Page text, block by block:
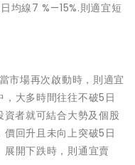
均線7 %—15%.則適宜短
市場再次啟動時，則適宜
大多時間往往不破5日
者就可結合大勢及個股
回升且未向上突破5日
開下跌時，則通宜賣